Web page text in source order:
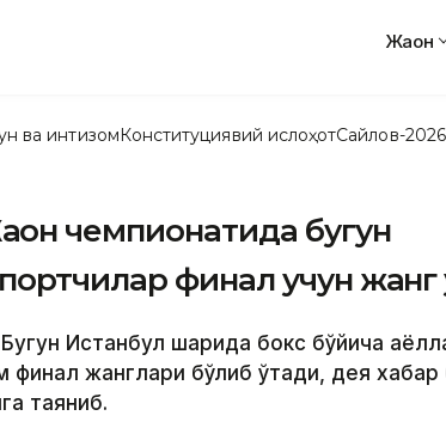
Жаҳон
ва интизомКонституциявий ислоҳотСайлов-2026
чемпионатида бугун
финал учун жанг
Бугун Истанбул шаҳрида бокс бўйича
финал жанглари бўлиб ўтади, дея
таяниб.